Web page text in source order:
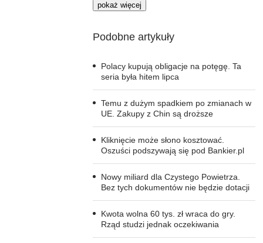
pokaż więcej
Podobne artykuły
Polacy kupują obligacje na potęgę. Ta
seria była hitem lipca
Temu z dużym spadkiem po zmianach w
UE. Zakupy z Chin są droższe
Kliknięcie może słono kosztować.
Oszuści podszywają się pod Bankier.pl
Nowy miliard dla Czystego Powietrza.
Bez tych dokumentów nie będzie dotacji
Kwota wolna 60 tys. zł wraca do gry.
Rząd studzi jednak oczekiwania